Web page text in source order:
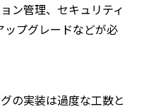
ン管理、セキュリティ
ップグレードなどが必
の実装は過度な工数と